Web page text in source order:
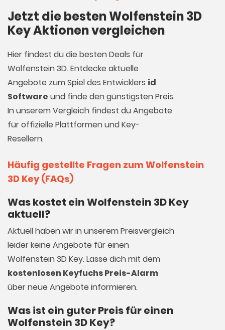
Jetzt die besten Wolfenstein 3D
Key Aktionen vergleichen
Hier findest du die besten Deals für
Wolfenstein 3D. Entdecke aktuelle
Angebote zum Spiel des Entwicklers id
Software und finde den günstigsten Preis.
In unserem Vergleich findest du Angebote
für offizielle Plattformen und Key-
Resellern.
Häufig gestellte Fragen zum Wolfenstein
3D Key (FAQs)
Was kostet ein Wolfenstein 3D Key
aktuell?
Aktuell haben wir in unserem Preisvergleich
leider keine Angebote für einen
Wolfenstein 3D Key. Lasse dich mit dem
kostenlosen Keyfuchs Preis-Alarm
über neue Angebote informieren.
Was ist ein guter Preis für einen
Wolfenstein 3D Key?